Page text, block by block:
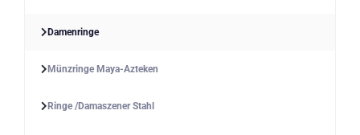
Damenringe
Münzringe Maya-Azteken
Ringe /Damaszener Stahl